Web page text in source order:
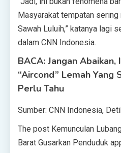
Masyarakat tempatan
Sawah Luluih,” katanya lagi
dalam CNN Indonesia.
BACA: Jangan
“Aircond” Lemah Yang
Perlu Tahu
Sumber: CNN Indonesia,
The post Kemunculan
Barat Gusarkan Penduduk